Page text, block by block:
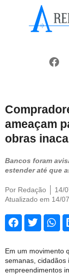
ameaçam
obras
Bancos foram
estender até que
Por Redação
14/
Atualizado em 14/
Em um movimento
semanas, cidadãos
empreendimentos